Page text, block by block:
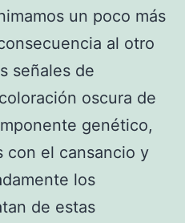
un poco más
al otro
señales de
oscura de
genético,
con el cansancio y
los
de estas